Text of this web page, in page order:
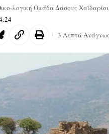
λογική Ομάδα Δάσους
3 Λεπτά